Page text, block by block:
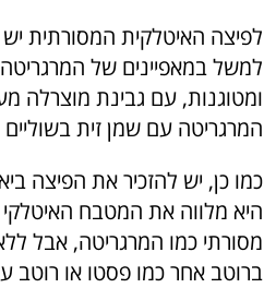
לפיצה האיטלקית המסורתית
למשל במאפיינים של
ומטוגנות, עם גבינת מוצרלה
המרגריטה עם שמן זית
כמו כן, יש להזכיר את הפיצה
היא מלווה את המטבח
מסורתי כמו המרגריטה, אבל
ברוטב אחר כמו פסטו או רוטב